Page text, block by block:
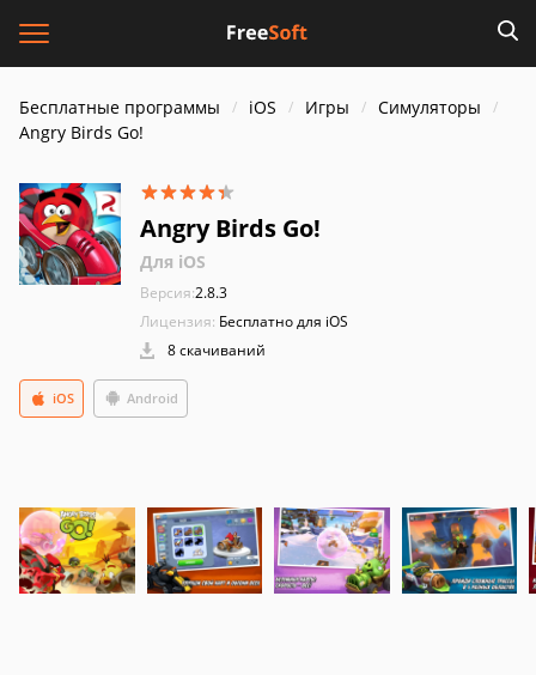
Бесплатные программы iOS Игры
Симуляторы
Angry Birds Go!
Angry Birds Go!
Для iOS
Версия:2.8.3
Лицензия: Бесплатно для iOS
8 скачиваний
Android
iOS